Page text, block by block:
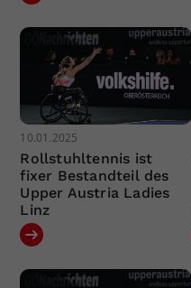
10.01.2025
Rollstuhltennis ist
fixer Bestandteil des
Upper Austria Ladies
Linz